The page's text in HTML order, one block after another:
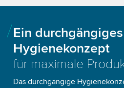
Ein durchgängiges
Hygienekonzept
für maximale
Das durchgängige